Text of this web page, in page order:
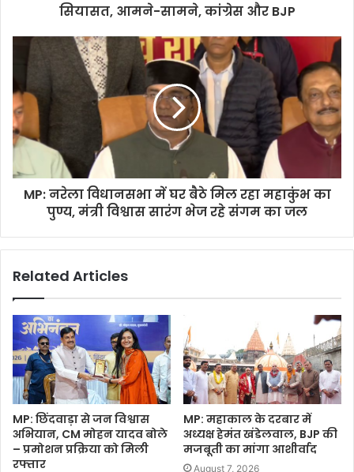
सियासत, आमने-सामने, कांग्रेस और BJP
MP: नरेला विधानसभा में घर बैठे मिल रहा महाकुंभ का
पुण्य, मंत्री विश्वास सारंग भेज रहे संगम का जल
Related Articles
MP: छिंदवाड़ा से जन विश्वास
अभियान, CM मोहन यादव बोले
– प्रमोशन प्रक्रिया को मिली
रफ्तार
MP: महाकाल के दरबार में
अध्यक्ष हेमंत खंडेलवाल, BJP की
मजबूती का मांगा आशीर्वाद
August 7, 2026